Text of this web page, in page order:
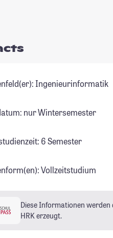
Studienfeld(er): Ingenieurinformatik
nur Wintersemester
6 Semester
Vollzeitstudium
Diese Informationen
HRK erzeugt.